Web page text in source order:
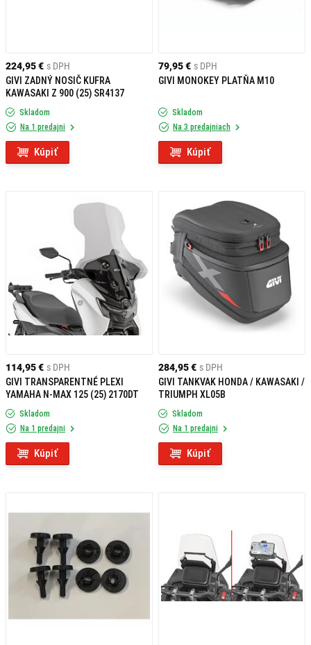
224,95 € s DPH
GIVI ZADNÝ NOSIČ KUFRA
KAWASAKI Z 900 (25) SR4137
Skladom
Na 1 predajni
Kúpiť
79,95 € s DPH
GIVI MONOKEY PLATŇA M10
Skladom
Na 3 predajniach
Kúpiť
114,95 € s DPH
GIVI TRANSPARENTNÉ PLEXI
YAMAHA N-MAX 125 (25) 2170DT
Skladom
Na 1 predajni
Kúpiť
284,95 € s DPH
GIVI TANKVAK HONDA / KAWASAKI /
TRIUMPH XL05B
Skladom
Na 1 predajni
Kúpiť